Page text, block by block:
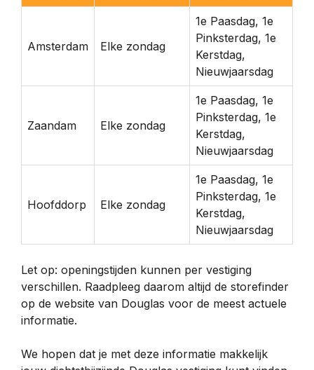
Amsterdam Elke zondag
1e Paasdag, 1e
Pinksterdag, 1e
Kerstdag,
Nieuwjaarsdag
Zaandam Elke zondag
1e Paasdag, 1e
Pinksterdag, 1e
Kerstdag,
Nieuwjaarsdag
Hoofddorp Elke zondag
1e Paasdag, 1e
Pinksterdag, 1e
Kerstdag,
Nieuwjaarsdag
Let op: openingstijden kunnen per vestiging
verschillen. Raadpleeg daarom altijd de storefinder
op de website van Douglas voor de meest actuele
informatie.
We hopen dat je met deze informatie makkelijk